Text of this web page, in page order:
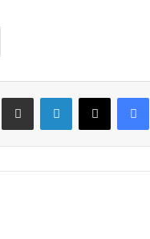
فيسبوك X لينكدإن مشاركة عبر البريد